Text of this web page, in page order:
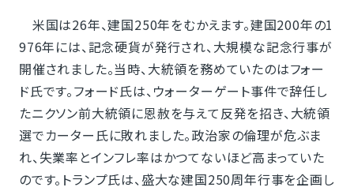
米国は26年、建国250年をむかえます。建国200年の1
976年には、記念硬貨が発行され、大規模な記念行事が
開催されました。当時、大統領を務めていたのはフォー
ド氏です。フォード氏は、ウォーターゲート事件で辞任し
たニクソン前大統領に恩赦を与えて反発を招き、大統領
選でカーター氏に敗れました。政治家の倫理が危ぶま
れ、失業率とインフレ率はかつてないほど高まっていた
のです。トランプ氏は、盛大な建国250周年行事を企画し